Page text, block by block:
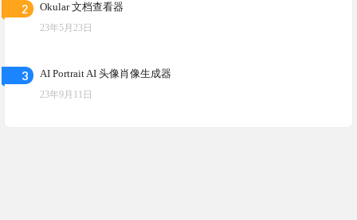
2 Okular 文档查看器
23年5月23日
3 AI Portrait AI 头像肖像生成器
23年9月11日